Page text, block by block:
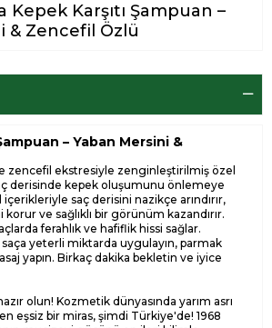
Kepek Karşıtı Şampuan –
& Zencefil Özlü
– Yaban Mersini &
zencefil ekstresiyle zenginleştirilmiş özel
derisinde kepek oluşumunu önlemeye
içerikleriyle saç derisini nazikçe arındırır,
ve sağlıklı bir görünüm kazandırır.
ferahlık ve hafiflik hissi sağlar.
saça yeterli miktarda uygulayın, parmak
yapın. Birkaç dakika bekletin ve iyice
olun! Kozmetik dünyasında yarım asrı
eşsiz bir miras, şimdi Türkiye'de! 1968